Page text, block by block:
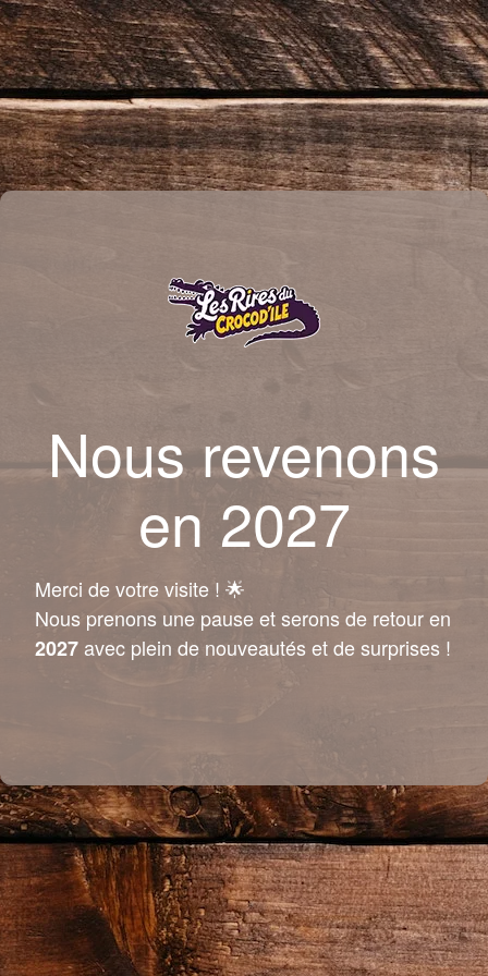
Nous revenons
en 2027
Merci de votre visite ! 🌟
Nous prenons une pause et serons de retour en
2027avec plein de nouveautés et de surprises !